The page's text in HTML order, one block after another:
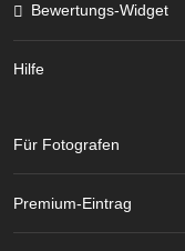
Bewertungs-Widget
Hilfe
Für Fotografen
Premium-Eintrag